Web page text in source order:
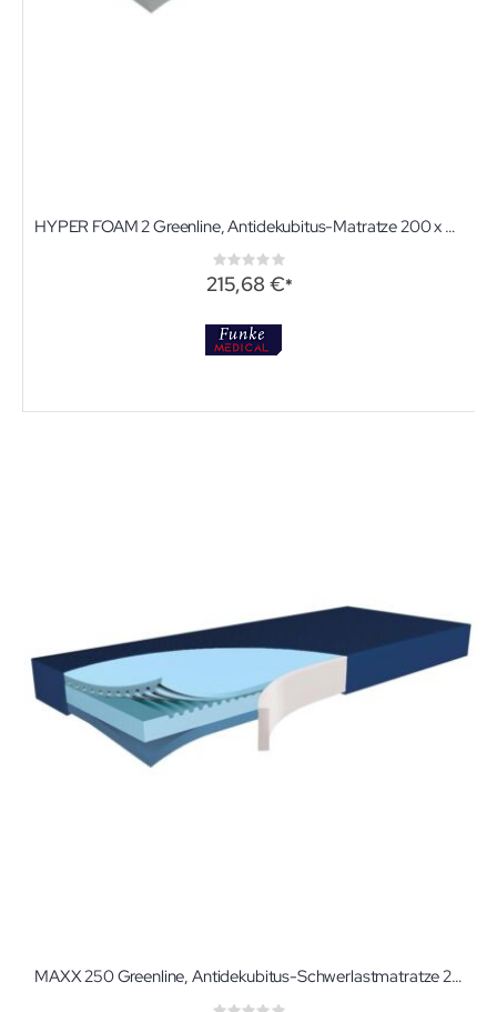
HYPER FOAM 2 Greenline, Antidekubitus-Matratze 200 x 90 x 15 cm
Rating:
0%
215,68 €
MAXX 250 Greenline, Antidekubitus-Schwerlastmatratze 200 x 90 x 18 cm